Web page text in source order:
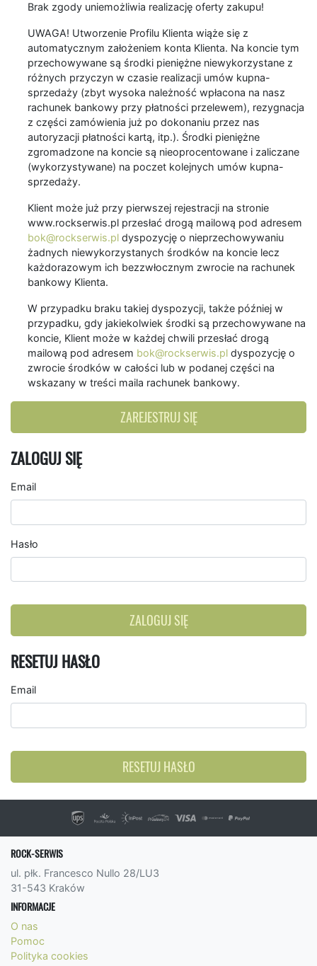
Brak zgody uniemożliwia realizację oferty zakupu!
UWAGA! Utworzenie Profilu Klienta wiąże się z
automatycznym założeniem konta Klienta. Na koncie tym
przechowywane są środki pieniężne niewykorzystane z
różnych przyczyn w czasie realizacji umów kupna-
sprzedaży (zbyt wysoka należność wpłacona na nasz
rachunek bankowy przy płatności przelewem), rezygnacja
z części zamówienia już po dokonaniu przez nas
autoryzacji płatności kartą, itp.). Środki pieniężne
zgromadzone na koncie są nieoprocentowane i zaliczane
(wykorzystywane) na poczet kolejnych umów kupna-
sprzedaży.
Klient może już przy pierwszej rejestracji na stronie
www.rockserwis.pl przesłać drogą mailową pod adresem
bok@rockserwis.pl dyspozycję o nieprzechowywaniu
żadnych niewykorzystanych środków na koncie lecz
każdorazowym ich bezzwłocznym zwrocie na rachunek
bankowy Klienta.
W przypadku braku takiej dyspozycji, także później w
przypadku, gdy jakiekolwiek środki są przechowywane na
koncie, Klient może w każdej chwili przesłać drogą
mailową pod adresem bok@rockserwis.pl dyspozycję o
zwrocie środków w całości lub w podanej części na
wskazany w treści maila rachunek bankowy.
ZAREJESTRUJ SIĘ
ZALOGUJ SIĘ
Email
Hasło
ZALOGUJ SIĘ
RESETUJ HASŁO
Email
RESETUJ HASŁO
ROCK-SERWIS
ul. płk. Francesco Nullo 28/LU3
31-543 Kraków
INFORMACJE
O nas
Pomoc
Polityka cookies